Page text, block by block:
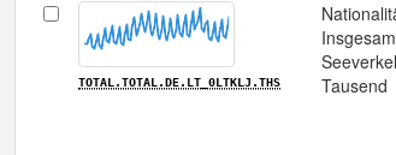
TOTAL.TOTAL.DE.LT_0LTKLJ.THS
Tausend